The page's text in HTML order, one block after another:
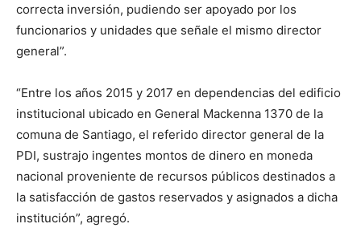
correcta inversión, pudiendo ser apoyado por los
funcionarios y unidades que señale el mismo director
general”.
“Entre los años 2015 y 2017 en dependencias del edificio
institucional ubicado en General Mackenna 1370 de la
comuna de Santiago, el referido director general de la
PDI, sustrajo ingentes montos de dinero en moneda
nacional proveniente de recursos públicos destinados a
la satisfacción de gastos reservados y asignados a dicha
institución”, agregó.